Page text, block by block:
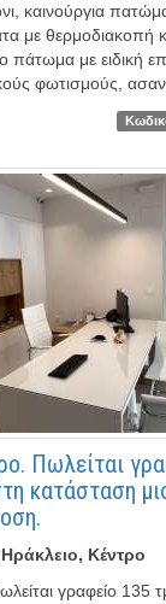
καινούργια
με θερμοδιακοπή
πάτωμα με ειδική
φωτισμούς,
Πωλείται
κατάσταση
Κέντρο
γραφείο 135